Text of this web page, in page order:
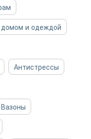
домом и одеждой
Антистрессы
Вазоны